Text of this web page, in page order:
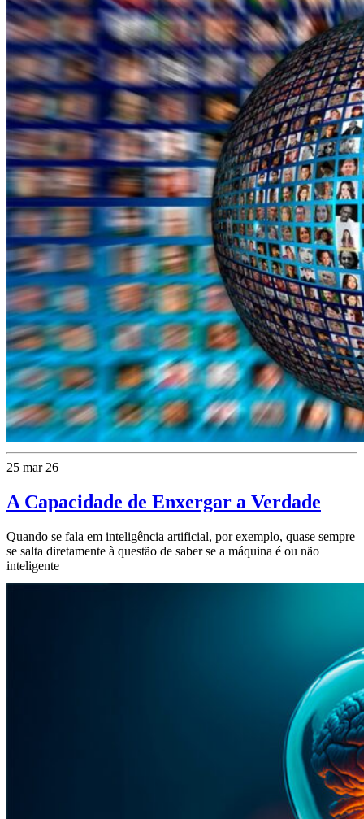
25 mar 26
A Capacidade de Enxergar a Verdade
Quando se fala em inteligência artificial, por exemplo, quase sempre
se salta diretamente à questão de saber se a máquina é ou não
inteligente